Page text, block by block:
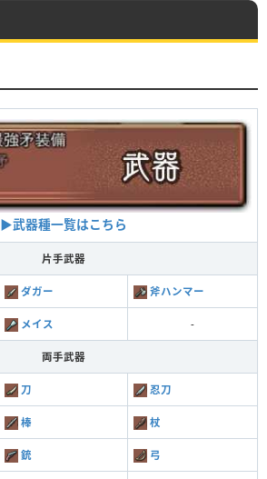
▶武器種一覧はこちら
片手武器
ダガー 斧ハンマー
メイス -
両手武器
刀 忍刀
棒 杖
銃 弓